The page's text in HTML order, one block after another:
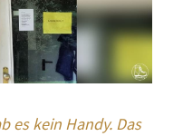
es kein Handy. Das